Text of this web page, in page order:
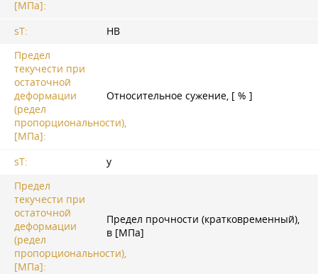
[МПа]:
sT:
HB
Предел
текучести при
остаточной
деформации
(редел
пропорциональности),
[МПа]:
Относительное сужение, [ % ]
sT:
y
Предел
текучести при
остаточной
деформации
(редел
пропорциональности),
[МПа]:
Предел прочности (кратковременный),
в [МПа]